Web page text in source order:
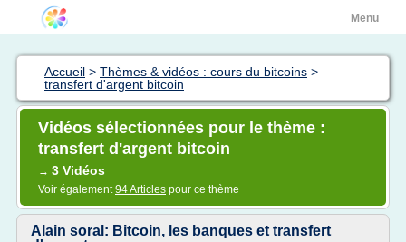
Menu
Accueil > Thèmes & vidéos : cours du bitcoins >
transfert d'argent bitcoin
Vidéos sélectionnées pour le thème :
transfert d'argent bitcoin
→ 3 Vidéos
Voir également94 Articles pour ce thème
Alain soral: Bitcoin, les banques et transfert